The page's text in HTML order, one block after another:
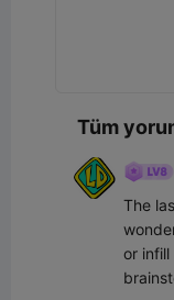
Tüm
The
or infill